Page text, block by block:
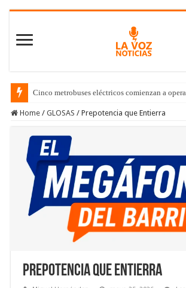
Cinco metrobuses eléctricos comienzan a
Home / GLOSAS / Prepotencia que Entierra
Prepotencia que Entierra